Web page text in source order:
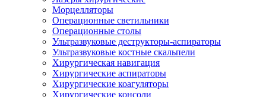
Морцелляторы
Операционные светильники
Операционные столы
Ультразвуковые деструкторы-аспираторы
Ультразвуковые костные скальпели
Хирургическая навигация
Хирургические аспираторы
Хирургические коагуляторы
Хирургические консоли